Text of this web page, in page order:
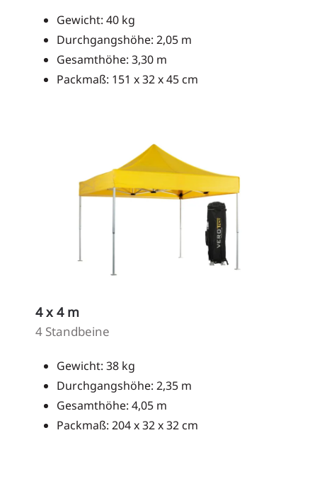
Gewicht: 40 kg
Durchgangshöhe: 2,05 m
Gesamthöhe: 3,30 m
Packmaß: 151 x 32 x 45 cm
4 x 4 m
4 Standbeine
Gewicht: 38 kg
Durchgangshöhe: 2,35 m
Gesamthöhe: 4,05 m
Packmaß: 204 x 32 x 32 cm